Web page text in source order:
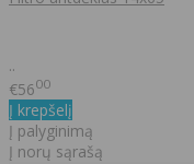
..
€5600
Į krepšelį
Į palyginimą
Į norų sąrašą